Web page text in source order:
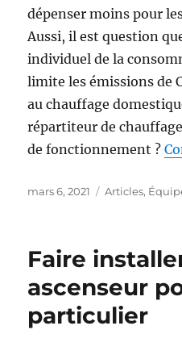
dépenser moins pour
Aussi, il est question
individuel de la
limite les émissions de
au chauffage
répartiteur de
de fonctionnement ?
Publié
mars 6, 2021 Catégories
Articles,
Faire
ascenseur
particulier